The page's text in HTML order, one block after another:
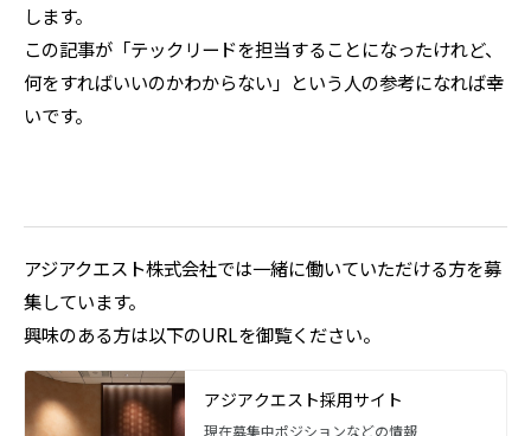
します。
この記事が「テックリードを担当することになったけれど、
何をすればいいのかわからない」という人の参考になれば幸
いです。
アジアクエスト株式会社では一緒に働いていただける方を募
集しています。
興味のある方は以下のURLを御覧ください。
アジアクエスト採用サイト
現在募集中ポジションなどの情報